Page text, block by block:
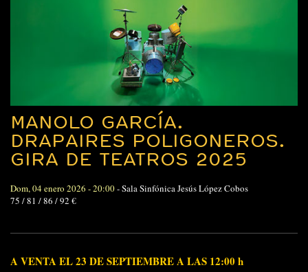
MANOLO GARCÍA.
DRAPAIRES POLIGONEROS.
GIRA DE TEATROS 2025
Dom, 04 enero 2026 - 20:00-Sala Sinfónica Jesús López Cobos
75 / 81 / 86 / 92 €
A VENTA EL 23 DE SEPTIEMBRE A LAS 12:00 h